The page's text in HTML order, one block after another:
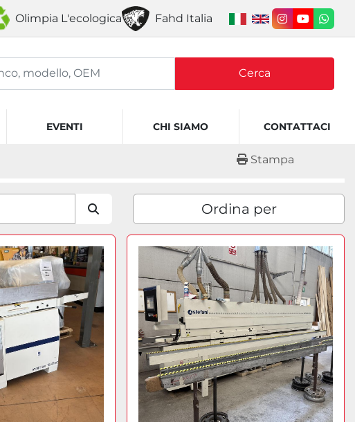
Olimpia L'ecologica Fahd Italia
instagram
youtube
Cerca
EVENTI CHI SIAMO CONTATTACI
Stampa
Ordina per